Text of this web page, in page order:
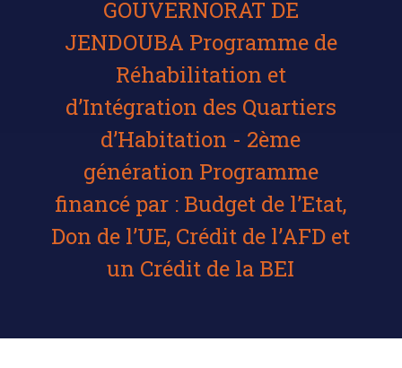
GOUVERNORAT DE
JENDOUBA Programme de
Réhabilitation et
d’Intégration des Quartiers
d’Habitation - 2ème
génération Programme
financé par : Budget de l’Etat,
Don de l’UE, Crédit de l’AFD et
un Crédit de la BEI